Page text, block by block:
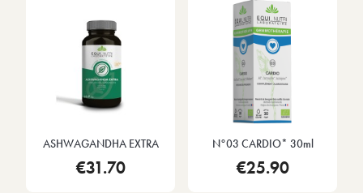
ASHWAGANDHA EXTRA
€31.70
N°03 CARDIO* 30ml
€25.90